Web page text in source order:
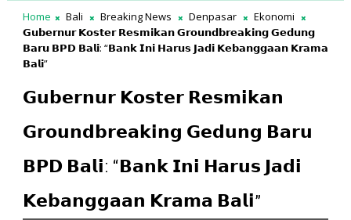
Home Bali Breaking News Denpasar
Ekonomi
𝗚𝘂𝗯𝗲𝗿𝗻𝘂𝗿 𝗞𝗼𝘀𝘁𝗲𝗿 𝗥𝗲𝘀𝗺𝗶𝗸𝗮𝗻 𝗚𝗿𝗼𝘂𝗻𝗱𝗯𝗿𝗲𝗮𝗸𝗶𝗻𝗴 𝗚𝗲𝗱𝘂𝗻𝗴
𝗕𝗮𝗿𝘂 𝗕𝗣𝗗 𝗕𝗮𝗹𝗶: “𝗕𝗮𝗻𝗸 𝗜𝗻𝗶 𝗛𝗮𝗿𝘂𝘀 𝗝𝗮𝗱𝗶 𝗞𝗲𝗯𝗮𝗻𝗴𝗴𝗮𝗮𝗻 𝗞𝗿𝗮𝗺𝗮
𝗕𝗮𝗹𝗶”
𝗚𝘂𝗯𝗲𝗿𝗻𝘂𝗿 𝗞𝗼𝘀𝘁𝗲𝗿 𝗥𝗲𝘀𝗺𝗶𝗸𝗮𝗻
𝗚𝗿𝗼𝘂𝗻𝗱𝗯𝗿𝗲𝗮𝗸𝗶𝗻𝗴 𝗚𝗲𝗱𝘂𝗻𝗴 𝗕𝗮𝗿𝘂
𝗕𝗣𝗗 𝗕𝗮𝗹𝗶: “𝗕𝗮𝗻𝗸 𝗜𝗻𝗶 𝗛𝗮𝗿𝘂𝘀 𝗝𝗮𝗱𝗶
𝗞𝗲𝗯𝗮𝗻𝗴𝗴𝗮𝗮𝗻 𝗞𝗿𝗮𝗺𝗮 𝗕𝗮𝗹𝗶”